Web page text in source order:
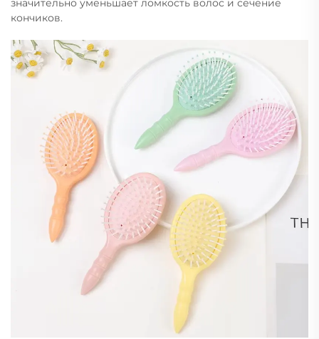
значительно уменьшает ломкость волос и сечение
кончиков.